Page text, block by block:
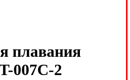
плавания
007C-2